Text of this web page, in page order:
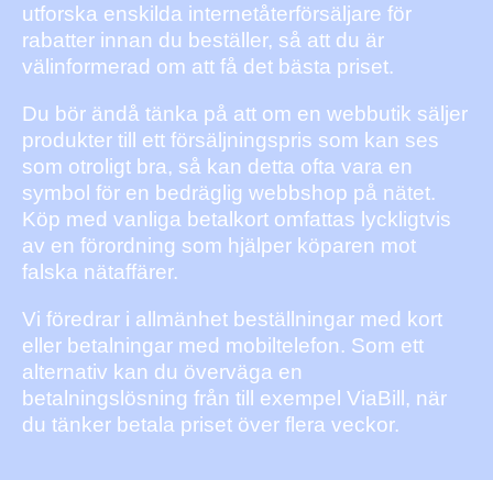
utforska enskilda internetåterförsäljare för
rabatter innan du beställer, så att du är
välinformerad om att få det bästa priset.
Du bör ändå tänka på att om en webbutik säljer
produkter till ett försäljningspris som kan ses
som otroligt bra, så kan detta ofta vara en
symbol för en bedräglig webbshop på nätet.
Köp med vanliga betalkort omfattas lyckligtvis
av en förordning som hjälper köparen mot
falska nätaffärer.
Vi föredrar i allmänhet beställningar med kort
eller betalningar med mobiltelefon. Som ett
alternativ kan du överväga en
betalningslösning från till exempel ViaBill, när
du tänker betala priset över flera veckor.